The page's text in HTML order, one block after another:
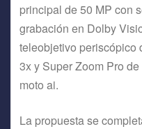
principal de 50 MP con
grabación en Dolby
teleobjetivo periscópico
3x y Super Zoom Pro
moto ai.
La propuesta se